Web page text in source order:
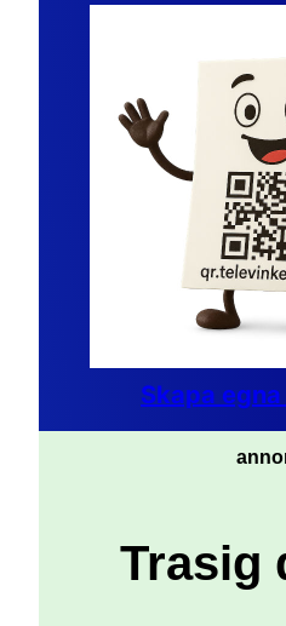
Skapa
Trasig